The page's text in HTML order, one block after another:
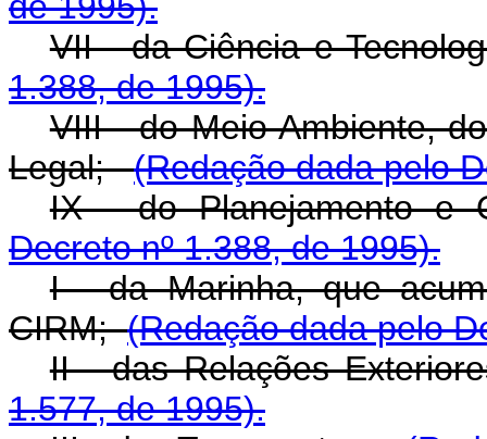
VII - da Ciência e
1.388, de 1995).
VIII - do Meio Ambiente,
Legal;(Redação dada pelo
IX - do Planejamento
Decreto nº 1.388, de 1995).
I - da Marinha, que
CIRM;(Redação dada pelo
II - das Relações
1.577, de 1995).